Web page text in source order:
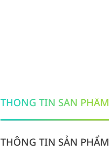
THÔNG TIN SẢN PHẨM
THÔNG TIN SẢN PHẨM